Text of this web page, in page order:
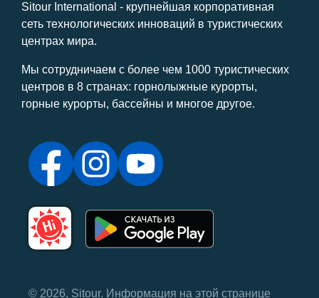
Sitour International - крупнейшая корпоративная
сеть технологических инноваций в туристических
центрах мира.
Мы сотрудничаем с более чем 1000 туристических
центров в 8 странах: горнолыжные курорты,
горные курорты, бассейны и многое другое.
© 2026, Sitour. Информация на этой странице